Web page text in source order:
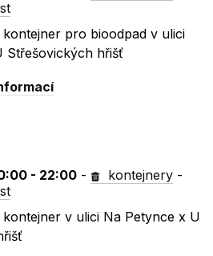
pro bioodpad v ulici
Střešovických hřišť
- 22:00 - kontejnery -
v ulici Na Petynce x U